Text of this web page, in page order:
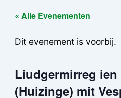
« Alle Evenementen
Dit evenement is voorbij.
Liudgermirreg ien
(Huizinge) mit